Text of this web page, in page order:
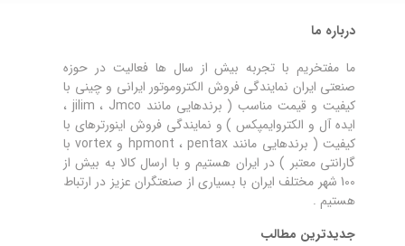
درباره ما
ما مفتخریم با تجربه بیش از سال ها فعالیت در حوزه
صنعتی ایران نمایندگی فروش الکتروموتور ایرانی و چینی با
کیفیت و قیمت مناسب ( برندهایی مانند jilim ، Jmco ،
ایده آل و الکتروایمپکس ) و نمایندگی فروش اینورترهای با
کیفیت ( برندهایی مانند hpmont ، pentax و vortex با
گارانتی معتبر ) در ایران هستیم و با ارسال کالا به بیش از
100 شهر مختلف ایران با بسیاری از صنعتگران عزیز در ارتباط
هستیم .
جدیدترین مطالب